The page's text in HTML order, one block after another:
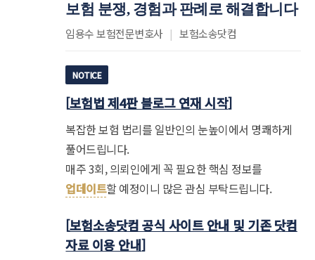
보험 분쟁, 경험과 판례로 해결합니다
임용수 보험전문변호사 | 보험소송닷컴
NOTICE
[보험법 제4판 블로그 연재 시작]
복잡한 보험 법리를 일반인의 눈높이에서 명쾌하게
풀어드립니다.
매주 3회, 의뢰인에게 꼭 필요한 핵심 정보를
업데이트할 예정이니 많은 관심 부탁드립니다.
[보험소송닷컴 공식 사이트 안내 및 기존 닷컴
자료 이용 안내]